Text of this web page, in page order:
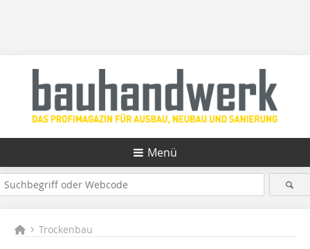
Menü
Trockenbau